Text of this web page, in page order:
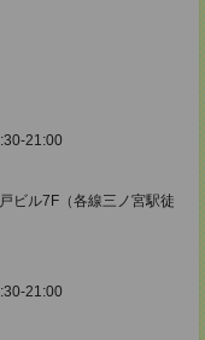
21:00
ビル7F（各線三ノ宮駅徒
21:00